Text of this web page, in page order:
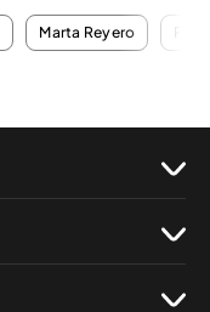
Marta Reyero